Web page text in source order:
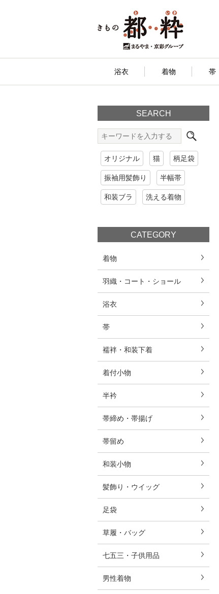
浴衣 着物 帯
SEARCH
オリジナル 猫 柄足袋
振袖用髪飾り 半幅帯
和装ブラ 洗える着物
CATEGORY
着物
羽織・コート・ショール
浴衣
帯
襦袢・和装下着
着付小物
半衿
帯締め・帯揚げ
帯留め
和装小物
髪飾り・ウイッグ
足袋
草履・バッグ
七五三・子供用品
男性着物